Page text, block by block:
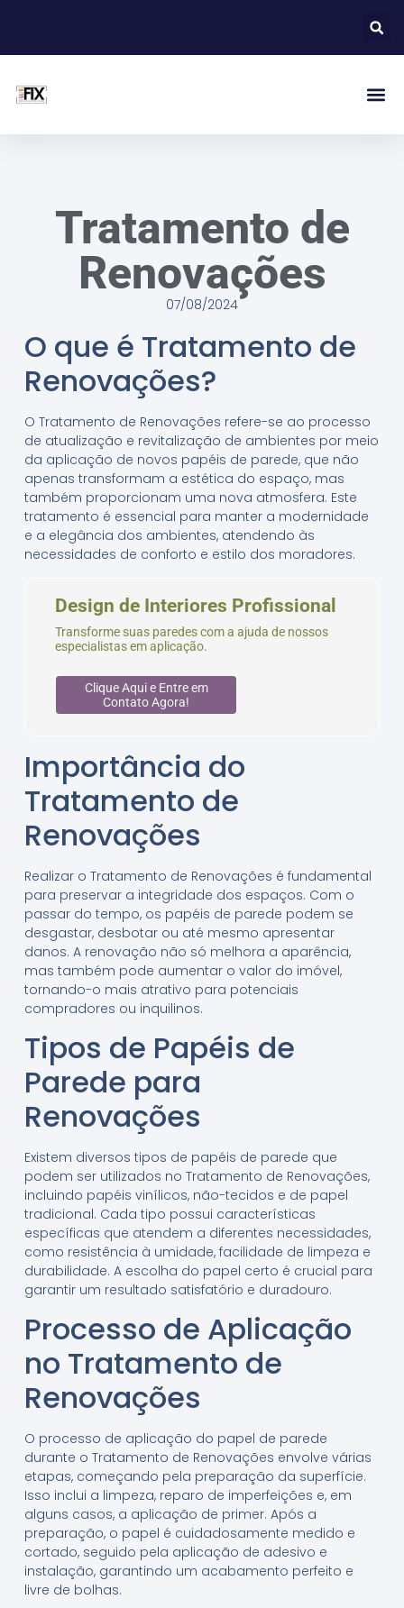
Tratamento de
Renovações
07/08/2024
O que é Tratamento de
Renovações?
O Tratamento de Renovações refere-se ao processo
de atualização e revitalização de ambientes por meio
da aplicação de novos papéis de parede, que não
apenas transformam a estética do espaço, mas
também proporcionam uma nova atmosfera. Este
tratamento é essencial para manter a modernidade
e a elegância dos ambientes, atendendo às
necessidades de conforto e estilo dos moradores.
Design de Interiores Profissional
Transforme suas paredes com a ajuda de nossos
especialistas em aplicação.
Clique Aqui e Entre em
Contato Agora!
Importância do
Tratamento de
Renovações
Realizar o Tratamento de Renovações é fundamental
para preservar a integridade dos espaços. Com o
passar do tempo, os papéis de parede podem se
desgastar, desbotar ou até mesmo apresentar
danos. A renovação não só melhora a aparência,
mas também pode aumentar o valor do imóvel,
tornando-o mais atrativo para potenciais
compradores ou inquilinos.
Tipos de Papéis de
Parede para
Renovações
Existem diversos tipos de papéis de parede que
podem ser utilizados no Tratamento de Renovações,
incluindo papéis vinílicos, não-tecidos e de papel
tradicional. Cada tipo possui características
específicas que atendem a diferentes necessidades,
como resistência à umidade, facilidade de limpeza e
durabilidade. A escolha do papel certo é crucial para
garantir um resultado satisfatório e duradouro.
Processo de Aplicação
no Tratamento de
Renovações
O processo de aplicação do papel de parede
durante o Tratamento de Renovações envolve várias
etapas, começando pela preparação da superfície.
Isso inclui a limpeza, reparo de imperfeições e, em
alguns casos, a aplicação de primer. Após a
preparação, o papel é cuidadosamente medido e
cortado, seguido pela aplicação de adesivo e
instalação, garantindo um acabamento perfeito e
livre de bolhas.